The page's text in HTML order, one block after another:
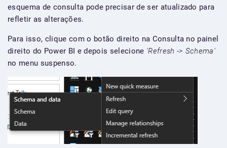
esquema de consulta pode precisar de ser atualizado para
refletir as alterações.
Para isso, clique com o botão direito na Consulta no painel
direito do Power BI e depois selecione 'Refresh -> Schema'
no menu suspenso.